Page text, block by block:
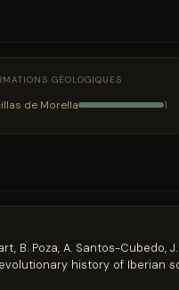
GÉOLOGIQUES
de Morella 1
B. Poza, A. Santos-
history of Iberian